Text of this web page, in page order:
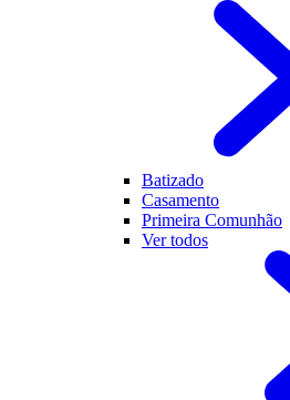
Batizado
Casamento
Primeira Comunhão
Ver todos